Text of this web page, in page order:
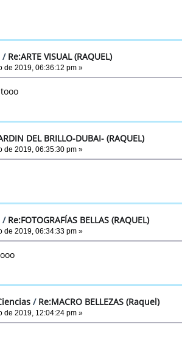
/ Re:ARTE VISUAL (RAQUEL)
de 2019, 06:36:12 pm »
DEL BRILLO-DUBAI- (RAQUEL)
de 2019, 06:35:30 pm »
/ Re:FOTOGRAFÍAS BELLAS (RAQUEL)
de 2019, 06:34:33 pm »
/ Re:MACRO BELLEZAS (Raquel)
de 2019, 12:04:24 pm »